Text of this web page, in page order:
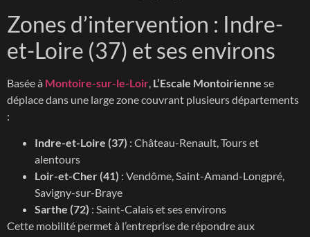
Zones d’intervention : Indre-
et-Loire (37) et ses environs
Basée à Montoire-sur-le-Loir, L’Escale Montoirienne se
déplace dans une large zone couvrant plusieurs départements
:
Indre-et-Loire (37) : Château-Renault, Tours et
alentours
Loir-et-Cher (41) : Vendôme, Saint-Amand-Longpré,
Savigny-sur-Braye
Sarthe (72) : Saint-Calais et ses environs
Cette mobilité permet à l’entreprise de répondre aux